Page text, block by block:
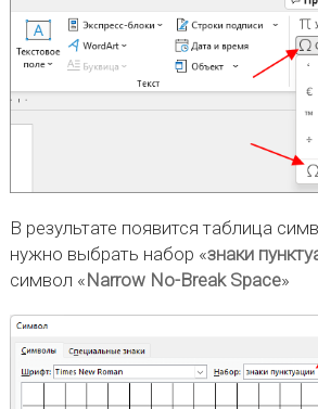
В результате появится таблица
нужно выбрать набор «знаки
символ «Narrow No-Break Space»